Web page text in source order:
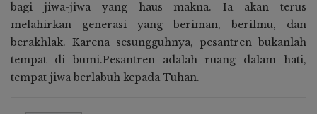
bagi jiwa-jiwa yang haus makna. Ia akan terus
melahirkan generasi yang beriman, berilmu, dan
berakhlak. Karena sesungguhnya, pesantren bukanlah
tempat di bumi.Pesantren adalah ruang dalam hati,
tempat jiwa berlabuh kepada Tuhan.